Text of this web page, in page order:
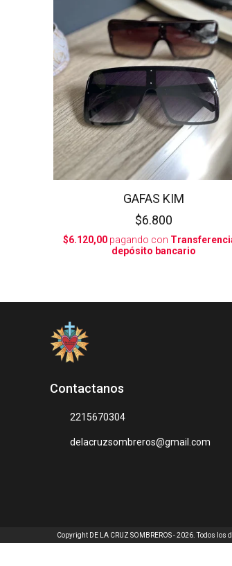
GAFAS KIM
$6.800
$6.120,00 pagando con
depósito bancario
Contactanos
2215670304
delacruzsombreros@gmail.com
Copyright DE LA CRUZ SOMBREROS - 2026. Todos